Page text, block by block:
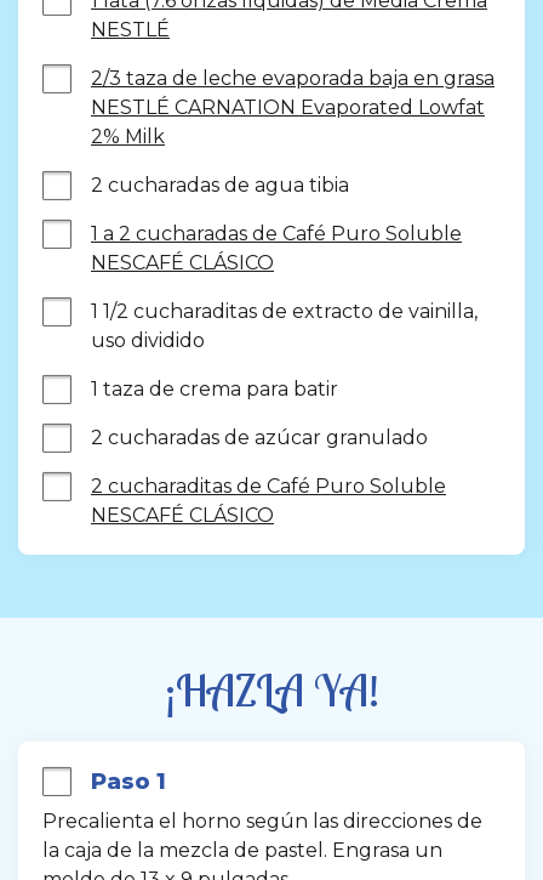
NESTLÉ
2/3 taza de leche evaporada baja en grasa
NESTLÉ CARNATION Evaporated Lowfat
2% Milk
2 cucharadas de agua tibia
1 a 2 cucharadas de Café Puro Soluble
NESCAFÉ CLÁSICO
1 1/2 cucharaditas de extracto de vainilla,
uso dividido
1 taza de crema para batir
2 cucharadas de azúcar granulado
2 cucharaditas de Café Puro Soluble
NESCAFÉ CLÁSICO
¡HAZLA YA!
Paso 1
Precalienta el horno según las direcciones de
la caja de la mezcla de pastel. Engrasa un